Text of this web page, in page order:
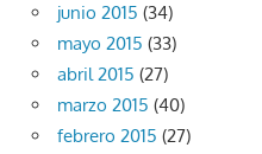
junio 2015 (34)
mayo 2015 (33)
abril 2015 (27)
marzo 2015 (40)
febrero 2015 (27)